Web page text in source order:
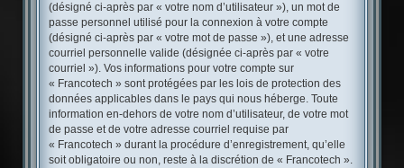
(désigné ci-après par « votre nom d’utilisateur »), un mot de
passe personnel utilisé pour la connexion à votre compte
(désigné ci-après par « votre mot de passe »), et une adresse
courriel personnelle valide (désignée ci-après par « votre
courriel »). Vos informations pour votre compte sur
« Francotech » sont protégées par les lois de protection des
données applicables dans le pays qui nous héberge. Toute
information en-dehors de votre nom d’utilisateur, de votre mot
de passe et de votre adresse courriel requise par
« Francotech » durant la procédure d’enregistrement, qu’elle
soit obligatoire ou non, reste à la discrétion de « Francotech ».